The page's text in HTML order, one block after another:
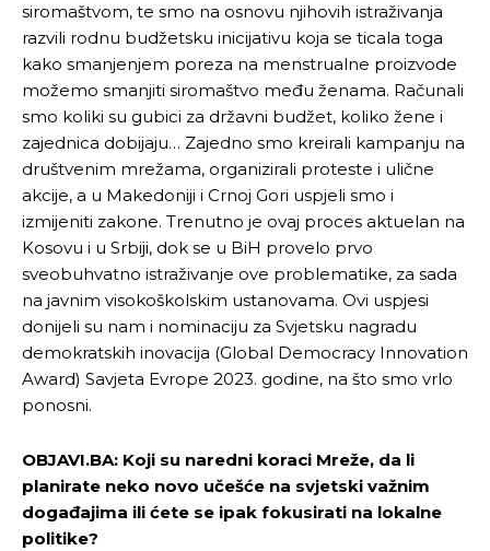
siromaštvom, te smo na osnovu njihovih istraživanja
razvili rodnu budžetsku inicijativu koja se ticala toga
kako smanjenjem poreza na menstrualne proizvode
možemo smanjiti siromaštvo među ženama. Računali
smo koliki su gubici za državni budžet, koliko žene i
zajednica dobijaju… Zajedno smo kreirali kampanju na
društvenim mrežama, organizirali proteste i ulične
akcije, a u Makedoniji i Crnoj Gori uspjeli smo i
izmijeniti zakone. Trenutno je ovaj proces aktuelan na
Kosovu i u Srbiji, dok se u BiH provelo prvo
sveobuhvatno istraživanje ove problematike, za sada
na javnim visokoškolskim ustanovama. Ovi uspjesi
donijeli su nam i nominaciju za Svjetsku nagradu
demokratskih inovacija (Global Democracy Innovation
Award) Savjeta Evrope 2023. godine, na što smo vrlo
ponosni.
OBJAVI.BA: Koji su naredni koraci Mreže, da li
planirate neko novo učešće na svjetski važnim
događajima ili ćete se ipak fokusirati na lokalne
politike?